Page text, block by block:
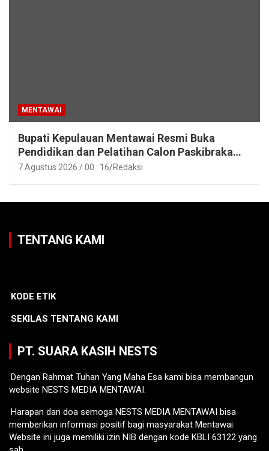
MENTAWAI
Bupati Kepulauan Mentawai Resmi Buka
Pendidikan dan Pelatihan Calon Paskibraka
Tahun 2026
7 Agustus 2026 / 00 : 16 Redaksi
TENTANG KAMI
KODE ETIK
SEKILAS TENTANG KAMI
PT. SUARA KASIH NESTS
Dengan Rahmat Tuhan Yang Maha Esa kami bisa membangun
website NESTS MEDIA MENTAWAI.
Harapan dan doa semoga NESTS MEDIA MENTAWAI bisa
memberikan informasi positif bagi masyarakat Mentawai.
Website ini juga memiliki izin NIB dengan kode KBLI 63122 yang